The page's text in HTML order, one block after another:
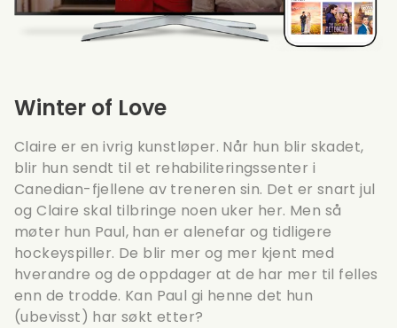
Winter of Love
Claire er en ivrig kunstløper. Når hun blir skadet,
blir hun sendt til et rehabiliteringssenter i
Canedian-fjellene av treneren sin. Det er snart jul
og Claire skal tilbringe noen uker her. Men så
møter hun Paul, han er alenefar og tidligere
hockeyspiller. De blir mer og mer kjent med
hverandre og de oppdager at de har mer til felles
enn de trodde. Kan Paul gi henne det hun
(ubevisst) har søkt etter?